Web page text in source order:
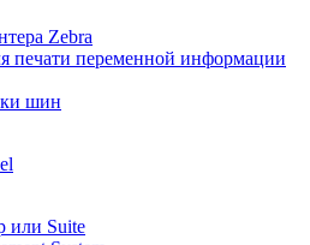
Zebra
печати переменной информации
шин
или Suite